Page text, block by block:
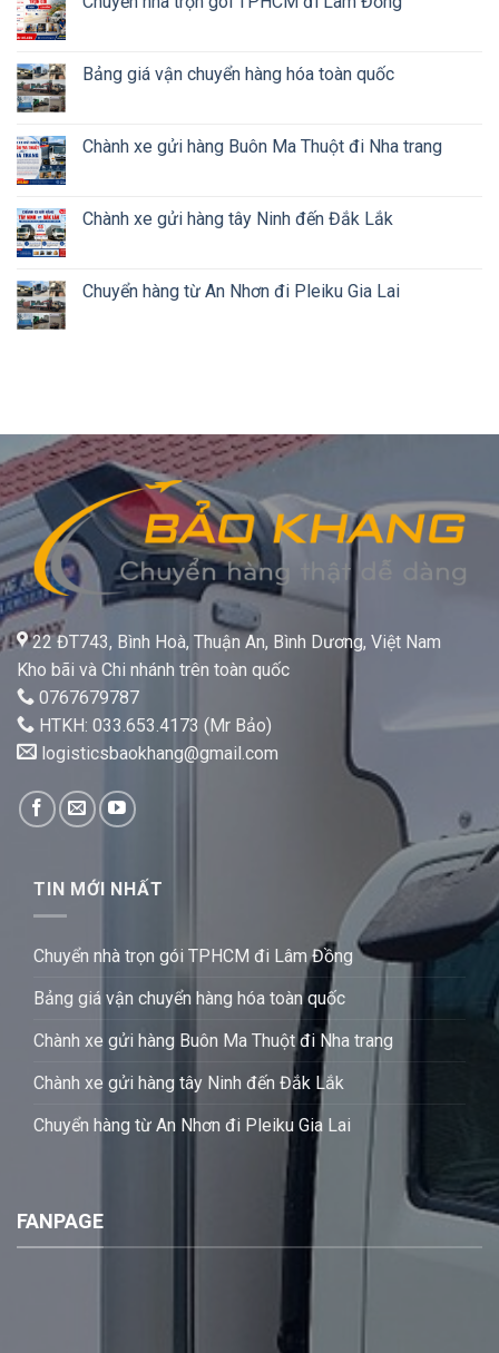
Bảng giá vận chuyển hàng hóa toàn quốc
Chành xe gửi hàng Buôn Ma Thuột đi Nha trang
Chành xe gửi hàng tây Ninh đến Đắk Lắk
Chuyển hàng từ An Nhơn đi Pleiku Gia Lai
22 ĐT743, Bình Hoà, Thuận An, Bình Dương, Việt Nam
Kho bãi và Chi nhánh trên toàn quốc
0767679787
HTKH: 033.653.4173 (Mr Bảo)
logisticsbaokhang@gmail.com
TIN MỚI NHẤT
Chuyển nhà trọn gói TPHCM đi Lâm Đồng
Bảng giá vận chuyển hàng hóa toàn quốc
Chành xe gửi hàng Buôn Ma Thuột đi Nha trang
Chành xe gửi hàng tây Ninh đến Đắk Lắk
Chuyển hàng từ An Nhơn đi Pleiku Gia Lai
FANPAGE